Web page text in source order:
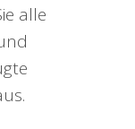
alle